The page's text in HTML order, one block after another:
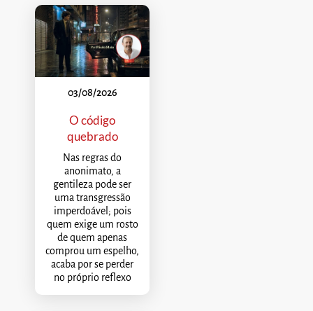
03/08/2026
O código
quebrado
Nas regras do
anonimato, a
gentileza pode ser
uma transgressão
imperdoável; pois
quem exige um rosto
de quem apenas
comprou um espelho,
acaba por se perder
no próprio reflexo